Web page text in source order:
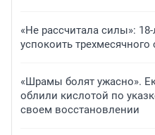
«Не рассчитала силы»:
успокоить
«Шрамы болят ужасно».
облили кислотой по
своем восстановлении